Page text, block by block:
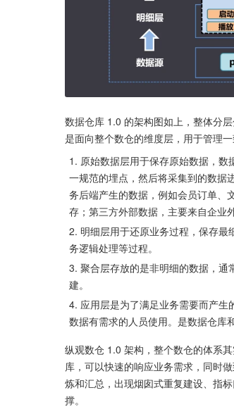
数据仓库 1.0 的架构图如上，整体分
是面向整个数仓的维度层，用于管理一
原始数据层用于保存原始数据，
一规范的埋点，然后将采集到的数据
务后端产生的数据，例如会员订单、
存；第三方外部数据，主要来自企业
明细层用于还原业务过程，保存
务逻辑处理等过程。
聚合层存放的是非明细的数据，通
建。
应用层是为了满足业务需要而产
数据有需求的人员使用。是数据仓库
纵观数仓 1.0 架构，整个数仓的体系
库，可以快速的响应业务需求，同时
炼和汇总，出现烟囱式重复建设、指
撑。